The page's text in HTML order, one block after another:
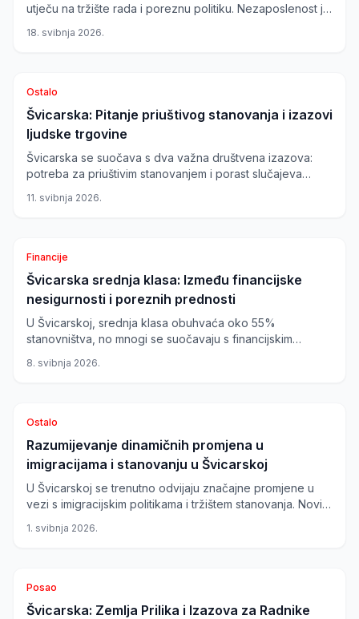
utječu na tržište rada i poreznu politiku. Nezaposlenost je
postaje kontroverzna tema.
18. svibnja 2026.
Ostalo
Švicarska: Pitanje priuštivog stanovanja i izazovi
ljudske trgovine
Švicarska se suočava s dva važna društvena izazova:
potreba za priuštivim stanovanjem i porast slučajeva
inicijative za smanjenje troškova stanovanja, slučajevi
11. svibnja 2026.
Financije
Švicarska srednja klasa: Između financijske
nesigurnosti i poreznih prednosti
U Švicarskoj, srednja klasa obuhvaća oko 55%
stanovništva, no mnogi se suočavaju s financijskim
kao one u Luzernu, više pomažu poslovanju nego
8. svibnja 2026.
Ostalo
Razumijevanje dinamičnih promjena u
imigracijama i stanovanju u Švicarskoj
U Švicarskoj se trenutno odvijaju značajne promjene u
vezi s imigracijskim politikama i tržištem stanovanja. Novi
donosi potencijalne reforme, dok se očekuje promjena
1. svibnja 2026.
Posao
Švicarska: Zemlja Prilika i Izazova za Radnike